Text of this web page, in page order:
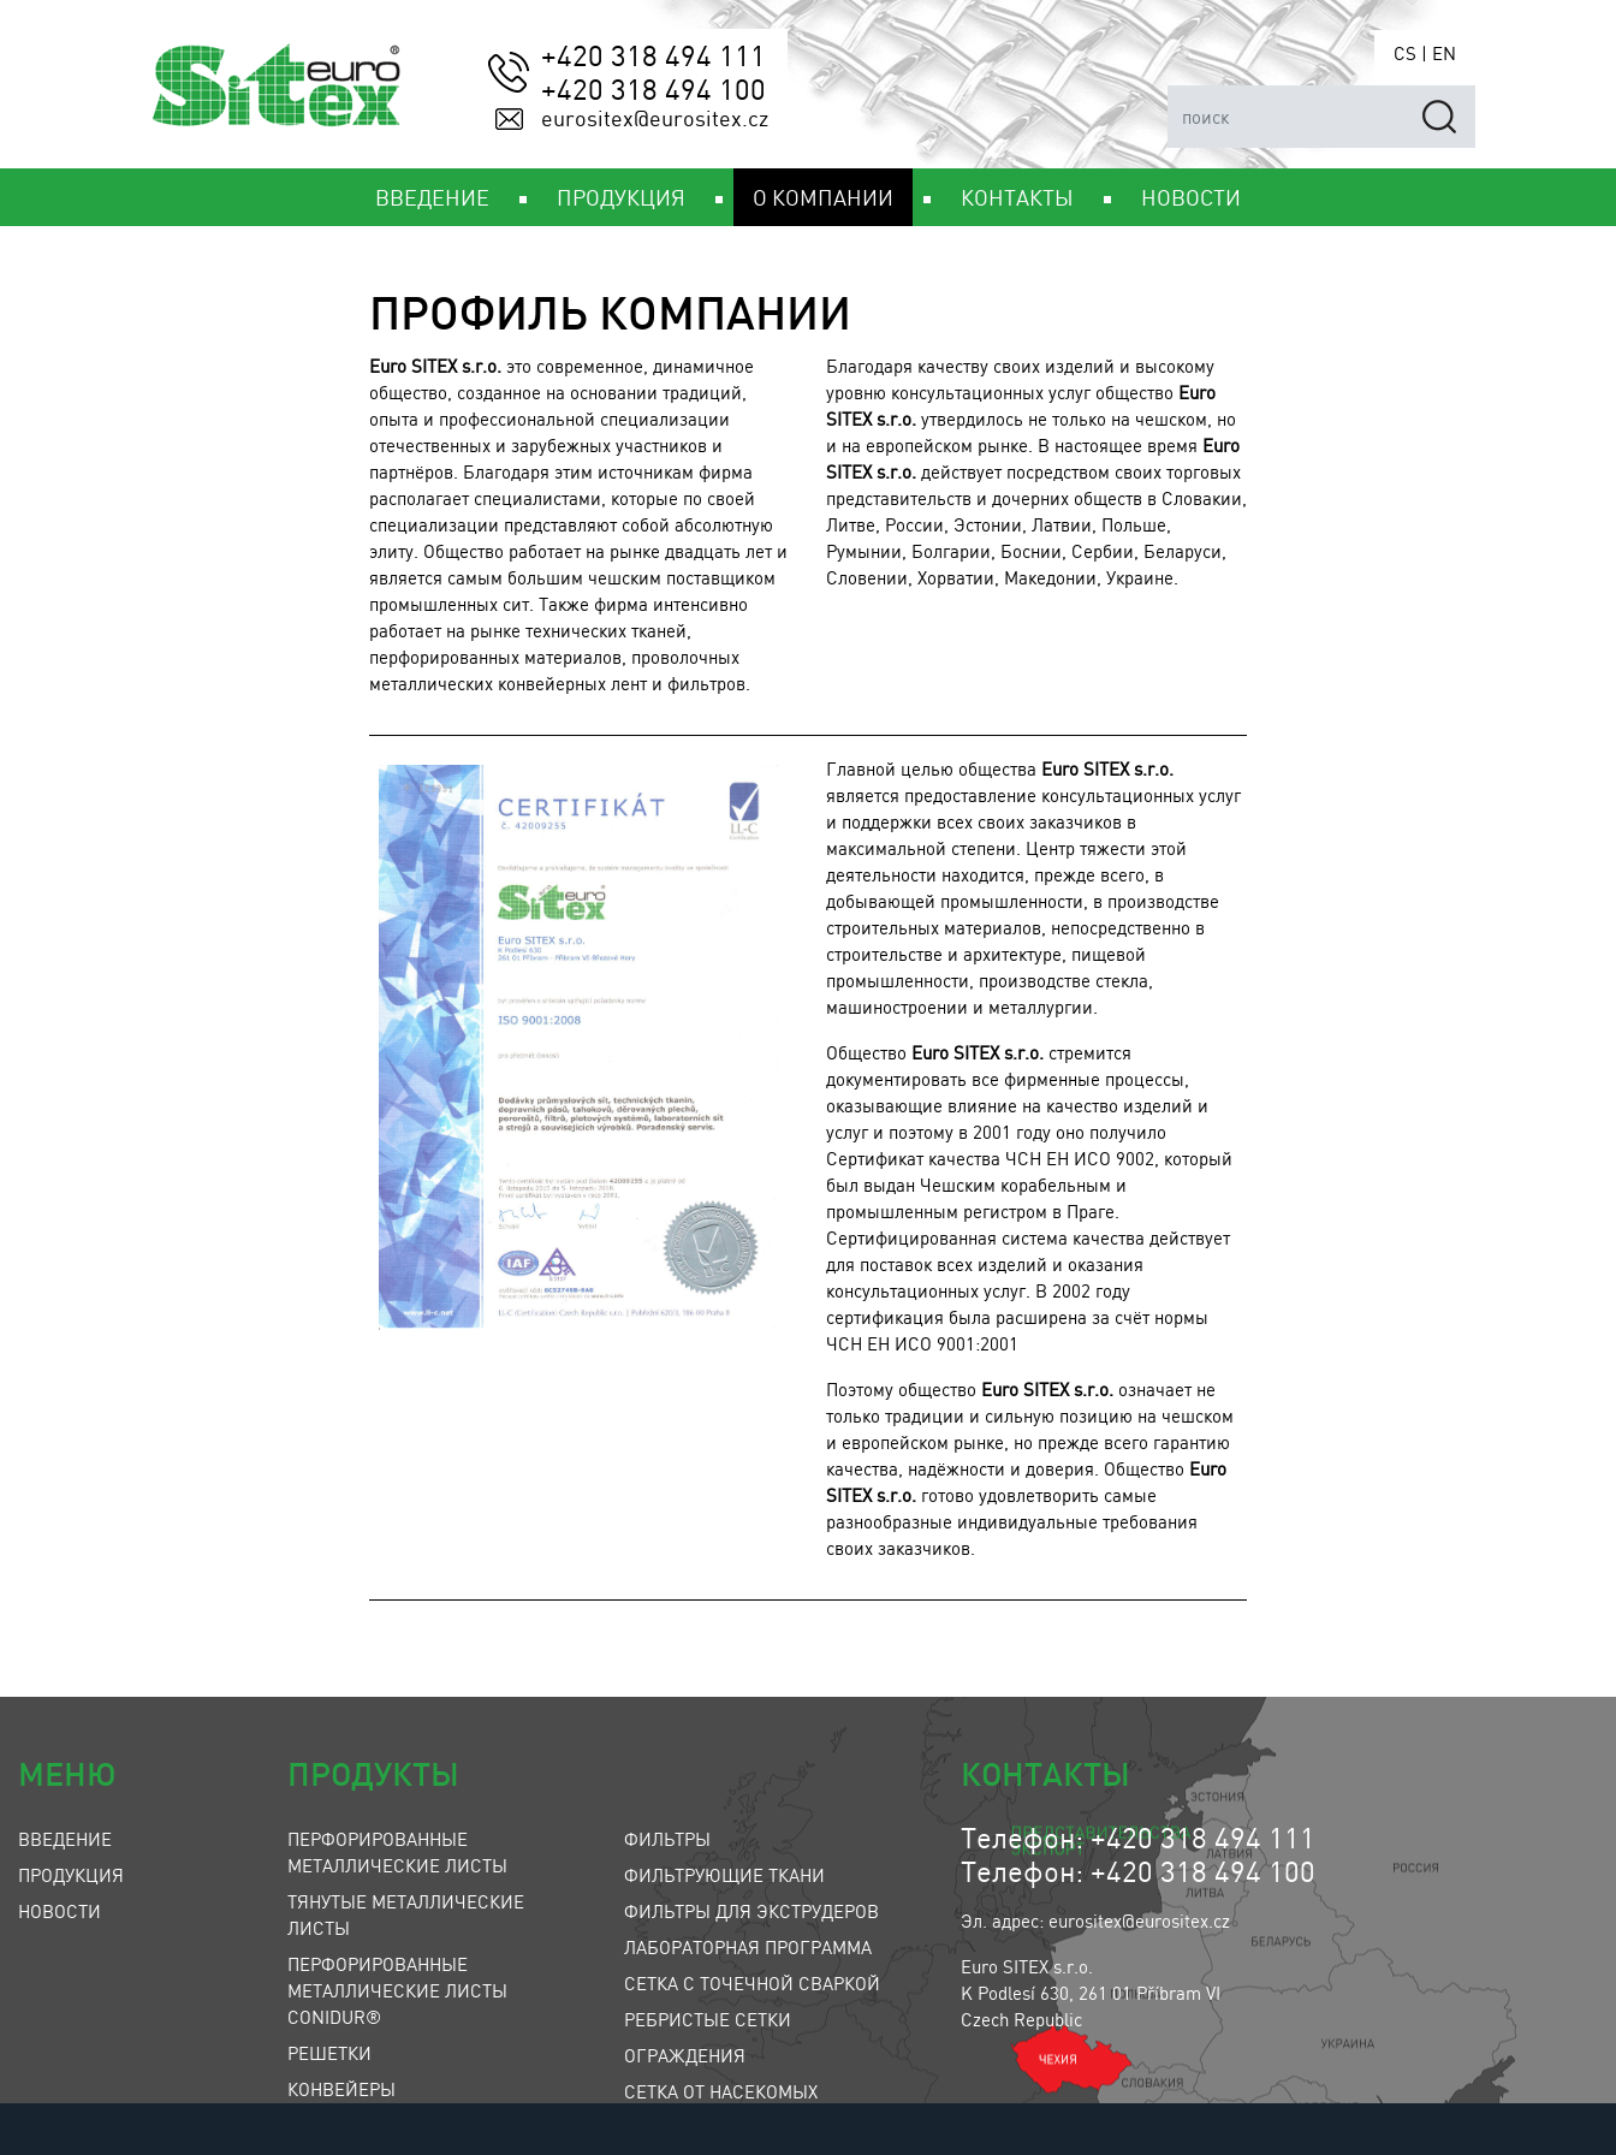
+420 318 494 111
+420 318 494 100
eurositex@eurositex.cz
CS | EN
ВВЕДЕНИЕ ПРОДУКЦИЯ О КОМПАНИИ КОНТАКТЫ НОВОСТИ
ПРОФИЛЬ КОМПАНИИ
Euro SITEX s.r.o. это современное, динамичное
общество, созданное на основании традиций,
опыта и профессиональной специализации
отечественных и зарубежных участников и
партнёров. Благодаря этим источникам фирма
располагает специалистами, которые по своей
специализации представляют собой абсолютную
элиту. Общество работает на рынке двадцать лет и
является самым большим чешским поставщиком
промышленных сит. Также фирма интенсивно
работает на рынке технических тканей,
перфорированных материалов, проволочных
металлических конвейерных лент и фильтров.
Благодаря качеству своих изделий и высокому
уровню консультационных услуг общество Euro
SITEX s.r.o. утвердилось не только на чешском, но
и на европейском рынке. В настоящее время Euro
SITEX s.r.o. действует посредством своих торговых
представительств и дочерних обществ в Словакии,
Литве, России, Эстонии, Латвии, Польше,
Румынии, Болгарии, Боснии, Сербии, Беларуси,
Словении, Хорватии, Македонии, Украине.
Главной целью общества Euro SITEX s.r.o.
является предоставление консультационных услуг
и поддержки всех своих заказчиков в
максимальной степени. Центр тяжести этой
деятельности находится, прежде всего, в
добывающей промышленности, в производстве
строительных материалов, непосредственно в
строительстве и архитектуре, пищевой
промышленности, производстве стекла,
машиностроении и металлургии.
Общество Euro SITEX s.r.o. стремится
документировать все фирменные процессы,
оказывающие влияние на качество изделий и
услуг и поэтому в 2001 году оно получило
Сертификат качества ЧСН ЕН ИСО 9002, который
был выдан Чешским корабельным и
промышленным регистром в Праге.
Сертифицированная система качества действует
для поставок всех изделий и оказания
консультационных услуг. В 2002 году
сертификация была расширена за счёт нормы
ЧСН ЕН ИСО 9001:2001
Поэтому общество Euro SITEX s.r.o. означает не
только традиции и сильную позицию на чешском
и европейском рынке, но прежде всего гарантию
качества, надёжности и доверия. Общество Euro
SITEX s.r.o. готово удовлетворить самые
разнообразные индивидуальные требования
своих заказчиков.
МЕНЮ
ВВЕДЕНИЕ
ПРОДУКЦИЯ
НОВОСТИ
ПРОДУКТЫ
ПЕРФОРИРОВАННЫЕ
МЕТАЛЛИЧЕСКИЕ ЛИСТЫ
ТЯНУТЫЕ МЕТАЛЛИЧЕСКИЕ
ЛИСТЫ
ПЕРФОРИРОВАННЫЕ
МЕТАЛЛИЧЕСКИЕ ЛИСТЫ
CONIDUR®
РЕШЕТКИ
КОНВЕЙЕРЫ
ФИЛЬТРЫ
ФИЛЬТРУЮЩИЕ ТКАНИ
ФИЛЬТРЫ ДЛЯ ЭКСТРУДЕРОВ
ЛАБОРАТОРНАЯ ПРОГРАММА
СЕТКА С ТОЧЕЧНОЙ СВАРКОЙ
РЕБРИСТЫЕ СЕТКИ
ОГРАЖДЕНИЯ
СЕТКА ОТ НАСЕКОМЫХ
КОНТАКТЫ
Телефон: +420 318 494 111
Телефон: +420 318 494 100
Эл. адрес: eurositex@eurositex.cz
Euro SITEX s.r.o.
K Podlesí 630, 261 01 Příbram VI
Czech Republic